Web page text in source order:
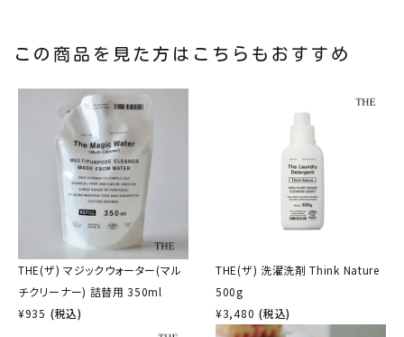
この商品を見た方はこちらもおすすめ
THE(ザ) マジックウォーター(マル
チクリーナー) 詰替用 350ml
¥935 (税込)
THE(ザ) 洗濯洗剤 Think Nature
500g
¥3,480 (税込)